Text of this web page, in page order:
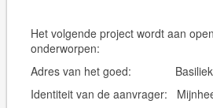
Het volgende project wordt aan
onderworpen:
Adres van het goed:
Identiteit van de aanvrager: